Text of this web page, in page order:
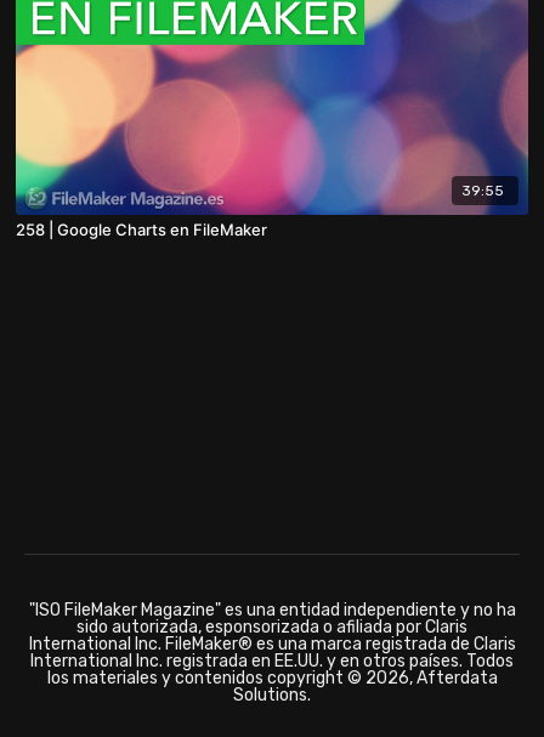
39:55
258 | Google Charts en FileMaker
"ISO FileMaker Magazine" es una entidad independiente y no ha
sido autorizada, esponsorizada o afiliada por Claris
International Inc. FileMaker® es una marca registrada de Claris
International Inc. registrada en EE.UU. y en otros países. Todos
los materiales y contenidos copyright © 2026, Afterdata
Solutions.